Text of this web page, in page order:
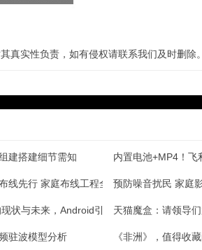
真实性负责，如有侵权请联系我们及时删除。
建搭建细节需知 内置电池+MP4！飞
线先行 家庭布线工程全攻略预防噪音扰民 家庭
画面
状与未来，Android引起的“电视智天猫魔盒：请领导
驻波模型分析 《非洲》，值得收